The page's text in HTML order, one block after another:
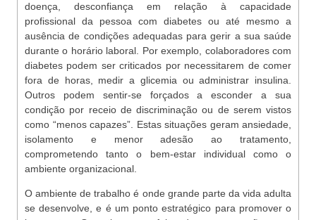
doença, desconfiança em relação à capacidade
profissional da pessoa com diabetes ou até mesmo a
ausência de condições adequadas para gerir a sua saúde
durante o horário laboral. Por exemplo, colaboradores com
diabetes podem ser criticados por necessitarem de comer
fora de horas, medir a glicemia ou administrar insulina.
Outros podem sentir-se forçados a esconder a sua
condição por receio de discriminação ou de serem vistos
como “menos capazes”. Estas situações geram ansiedade,
isolamento e menor adesão ao tratamento,
comprometendo tanto o bem-estar individual como o
ambiente organizacional.
O ambiente de trabalho é onde grande parte da vida adulta
se desenvolve, e é um ponto estratégico para promover o